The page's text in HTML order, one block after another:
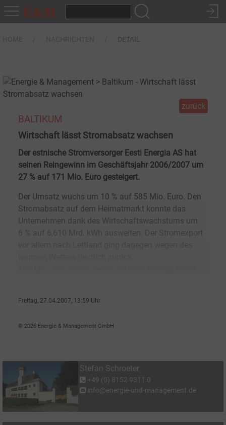
DETAIL
zurück
BALTIKUM
Wirtschaft lässt Stromabsatz wachsen
Der estnische Stromversorger Eesti Energia AS hat
seinen Reingewinn im Geschäftsjahr 2006/2007 um
27 % auf 171 Mio. Euro gesteigert.
Der Umsatz wuchs um 10 % auf 585 Mio. Euro. Den
Stromabsatz auf dem Heimatmarkt konnte das
Unternehmen dank des Wirtschaftswachstums um
6 % auf 6,610 Mrd. kWh ausweiten. Der Stromexport
Freitag, 27.04.2007, 13:59 Uhr
© 2026 Energie & Management GmbH
Stefan Schroeter
+49 (0) 8152 9311 0
info@energie-und-management.de